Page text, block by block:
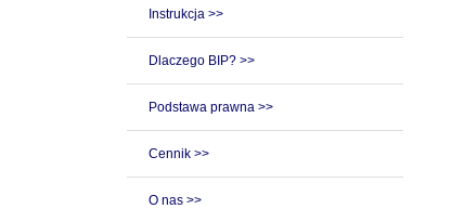
Instrukcja >>
Dlaczego BIP? >>
Podstawa prawna >>
Cennik >>
O nas >>